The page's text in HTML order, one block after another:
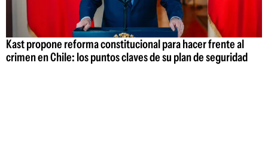
Kast propone reforma constitucional para hacer frente al
crimen en Chile: los puntos claves de su plan de seguridad